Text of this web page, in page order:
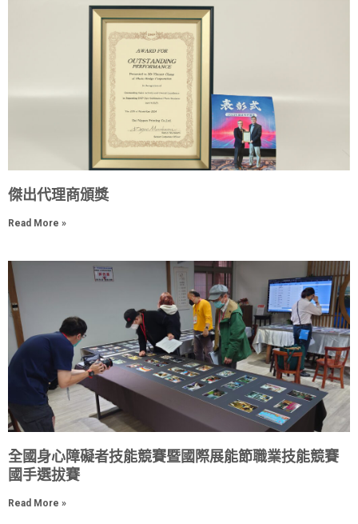
傑出代理商頒獎
Read More »
全國身心障礙者技能競賽暨國際展能節職業技能競賽
國手選拔賽
Read More »